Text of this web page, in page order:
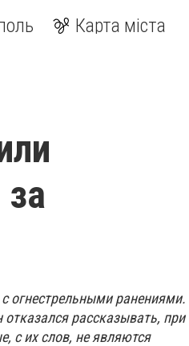
Карта міста
огнестрельными ранениями.
рассказывать, при
с их слов, не являются